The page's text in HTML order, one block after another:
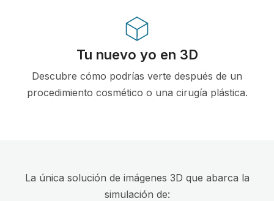
Tu nuevo yo en 3D
Descubre cómo podrías verte después de un
procedimiento cosmético o una cirugía plástica.
La única solución de imágenes 3D que abarca la
simulación de: